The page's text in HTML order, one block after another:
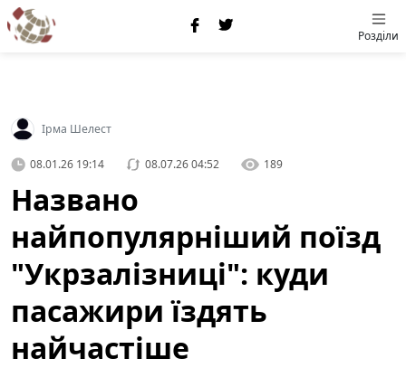
Розділи
Ірма Шелест
08.01.26 19:14 08.07.26 04:52 189
Названо
найпопулярніший поїзд
"Укрзалізниці": куди
пасажири їздять
найчастіше